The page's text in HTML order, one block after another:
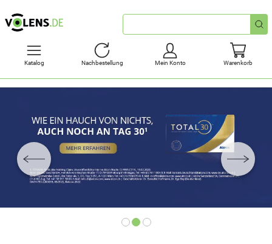
Schnellsuche
Katalog Nachbestellung Mein Konto Warenkorb